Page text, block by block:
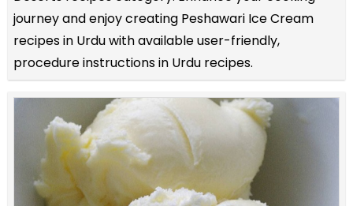
journey and enjoy creating Peshawari Ice Cream
recipes in Urdu with available user-friendly,
procedure instructions in Urdu recipes.